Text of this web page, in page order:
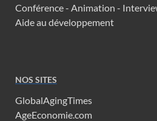
Conférence - Animation -
Aide au développement
NOS SITES
GlobalAgingTimes
AgeEconomie.com